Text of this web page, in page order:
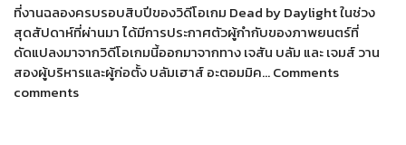
ที่งานฉลองครบรอบสิบปีของวิดีโอเกม Dead by Daylight ในช่วง
สุดสัปดาห์ที่ผ่านมา ได้มีการประกาศตัวผู้กำกับของภาพยนตร์ที่
ดัดแปลงมาจากวิดีโอเกมนี้ออกมาจากทาง เจสัน บลัม และ เจมส์ วาน
สองผู้บริหารและผู้ก่อตั้ง บลัมเฮาส์ อะตอมมิค… Comments
comments